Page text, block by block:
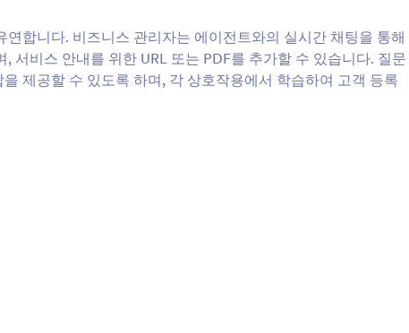
합니다. 비즈니스 관리자는 에이전트와의 실시간 채팅을 통해
서비스 안내를 위한 URL 또는 PDF를 추가할 수 있습니다. 질문
제공할 수 있도록 하며, 각 상호작용에서 학습하여 고객 등록